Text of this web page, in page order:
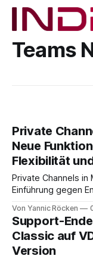
Teams
Private
Neue
Flexibilität
Private Channels
Einführung gegen
Zusammenarbeit
einen geschützten
nicht für alle
sollen, etwa bei der
Von Yannic Röcken
Support-
Classic auf
Version